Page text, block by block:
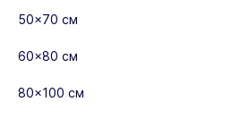
50×70 см
60×80 см
80×100 см